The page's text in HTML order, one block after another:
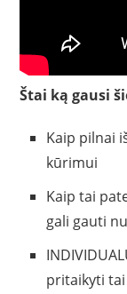
Štai ką gausi
Kaip pilnai
kūrimui
Kaip tai
gali gauti
pritaikyti